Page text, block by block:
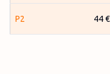
P2 44 €